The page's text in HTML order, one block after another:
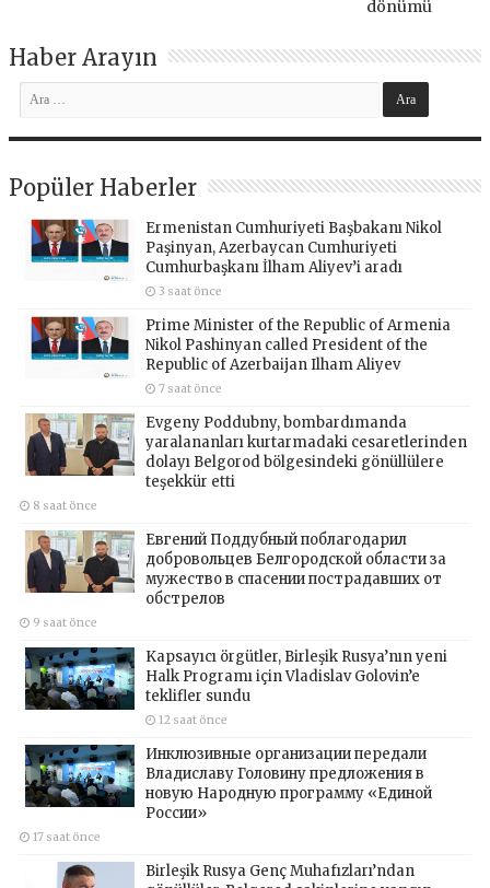
dönümü
Haber Arayın
Popüler Haberler
Ermenistan Cumhuriyeti Başbakanı Nikol
Paşinyan, Azerbaycan Cumhuriyeti
Cumhurbaşkanı İlham Aliyev’i aradı
3 saat önce
Prime Minister of the Republic of Armenia
Nikol Pashinyan called President of the
Republic of Azerbaijan Ilham Aliyev
7 saat önce
Evgeny Poddubny, bombardımanda
yaralananları kurtarmadaki cesaretlerinden
dolayı Belgorod bölgesindeki gönüllülere
teşekkür etti
8 saat önce
Евгений Поддубный поблагодарил
добровольцев Белгородской области за
мужество в спасении пострадавших от
обстрелов
9 saat önce
Kapsayıcı örgütler, Birleşik Rusya’nın yeni
Halk Programı için Vladislav Golovin’e
teklifler sundu
12 saat önce
Инклюзивные организации передали
Владиславу Головину предложения в
новую Народную программу «Единой
России»
17 saat önce
Birleşik Rusya Genç Muhafızları’ndan